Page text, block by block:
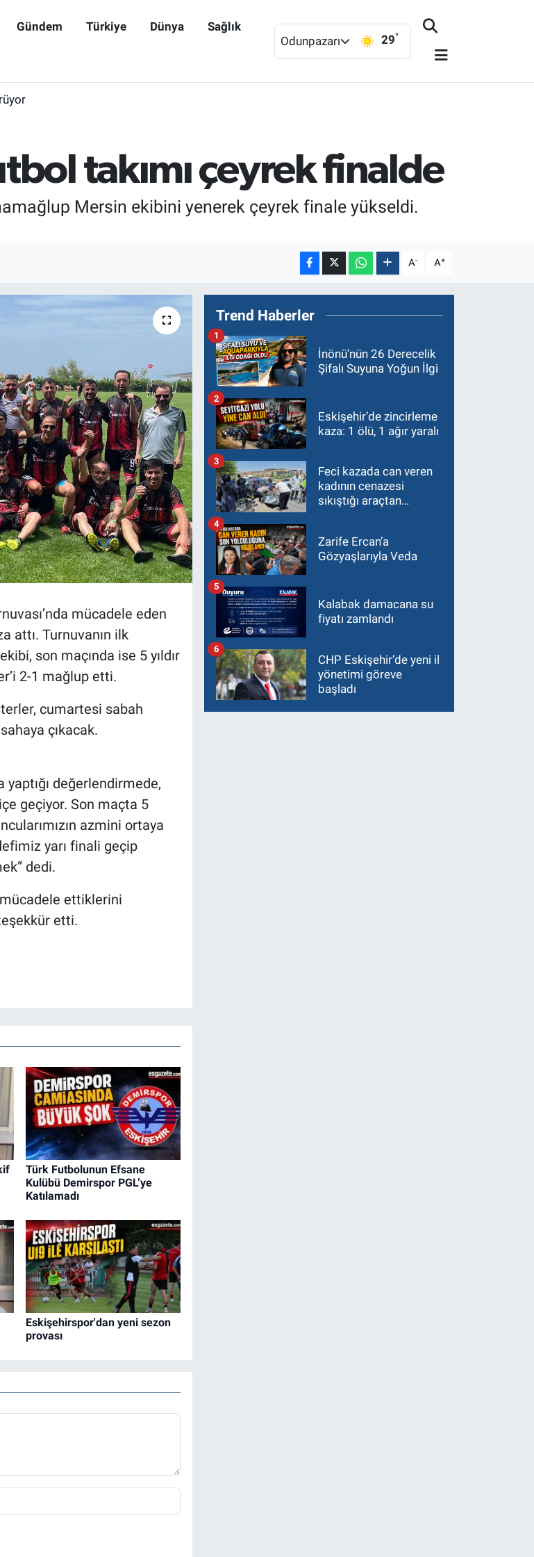
Gündem Türkiye Dünya Sağlık
Odunpazarı 29°
takımı çeyrek finalde
Mersin ekibini yenerek çeyrek finale yükseldi.
A- A+
mücadele eden
attı. Turnuvanın ilk
son maçında ise 5 yıldır
2-1 mağlup etti.
cumartesi sabah
çıkacak.
değerlendirmede,
geçiyor. Son maçta 5
azmini ortaya
yarı finali geçip
dedi.
ettiklerini
etti.
Türk Futbolunun Efsane
Kulübü Demirspor PGL’ye
Katılamadı
Eskişehirspor'dan yeni sezon
provası
Trend Haberler
İnönü’nün 26 Derecelik
Şifalı Suyuna Yoğun İlgi
1
Eskişehir’de zincirleme
kaza: 1 ölü, 1 ağır yaralı
2
Feci kazada can veren
kadının cenazesi
sıkıştığı araçtan
3
Zarife Ercan’a
Gözyaşlarıyla Veda
4
Kalabak damacana su
fiyatı zamlandı
5
CHP Eskişehir’de yeni il
yönetimi göreve
başladı
6